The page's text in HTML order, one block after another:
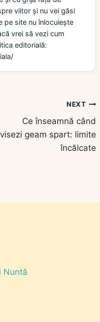
viitor și nu vei găsi
pe site nu înlocuiește
vrei să vezi cum
editorială:
NEXT
Ce înseamnă când
visezi geam spart: limite
încălcate